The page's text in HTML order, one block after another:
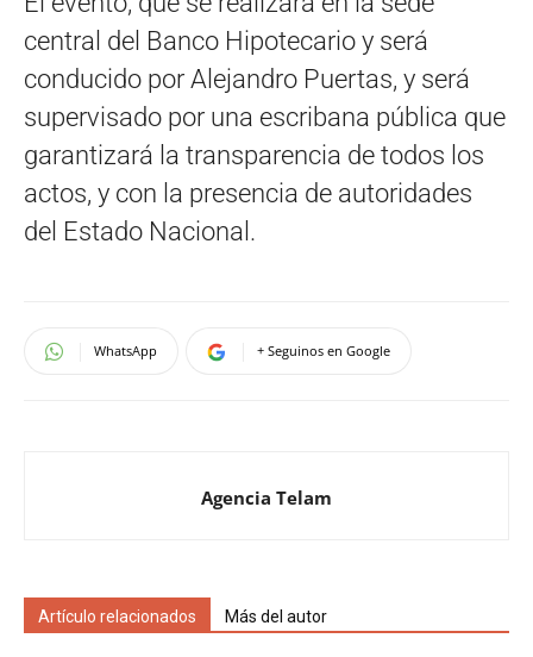
central del Banco Hipotecario y será
conducido por Alejandro Puertas, y será
supervisado por una escribana pública que
garantizará la transparencia de todos los
actos, y con la presencia de autoridades
del Estado Nacional.
WhatsApp + Seguinos en Google
Agencia Telam
Artículo relacionados Más del autor